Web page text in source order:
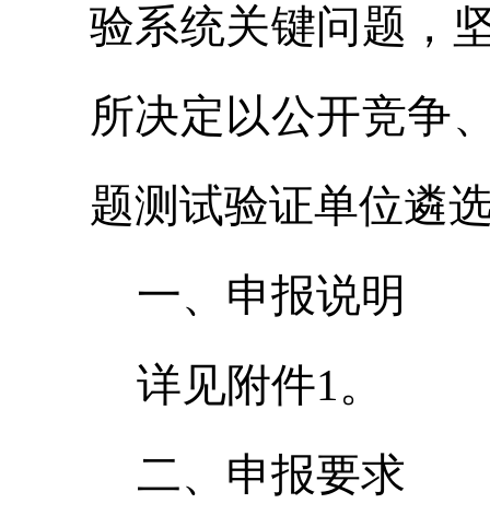
验系统关键问题，
所决定以公开竞争
题测试验证单位遴
一、申报说明
详见附件1。
二、申报要求